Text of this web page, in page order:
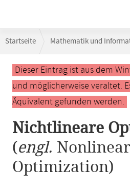
Navigation
Startseite Mathematik und
Hauptinhalt
Dieser Eintrag ist aus dem
und möglicherweise veraltet.
Äquivalent gefunden werden.
Nichtlineare
(engl. Nonlinear
Optimization)